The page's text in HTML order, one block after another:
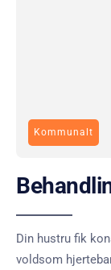
Kommunalt
Din hustru fik
voldsom